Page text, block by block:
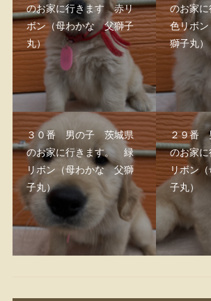
のお家に行きます 赤リ
ボン（母わかな 父獅子
丸）
のお家
色リボ
獅子丸）
３０番 男の子 茨城県
のお家に行きます。 緑
リボン（母わかな 父獅
子丸）
２９番
のお家
リボン
子丸）